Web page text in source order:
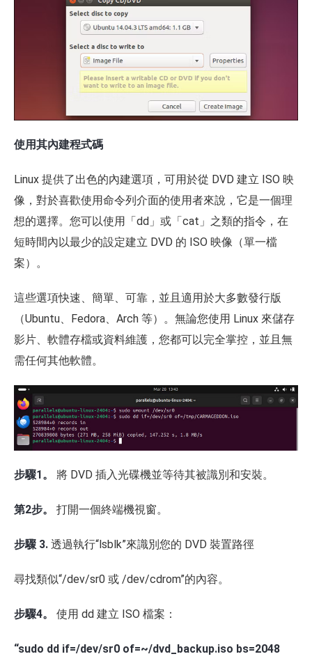
使用其內建程式碼
Linux 提供了出色的內建選項，可用於從 DVD 建立 ISO 映
像，對於喜歡使用命令列介面的使用者來說，它是一個理
想的選擇。您可以使用「dd」或「cat」之類的指令，在
短時間內以最少的設定建立 DVD 的 ISO 映像（單一檔
案）。
這些選項快速、簡單、可靠，並且適用於大多數發行版
（Ubuntu、Fedora、Arch 等）。無論您使用 Linux 來儲存
影片、軟體存檔或資料維護，您都可以完全掌控，並且無
需任何其他軟體。
步驟1。 將 DVD 插入光碟機並等待其被識別和安裝。
第2步。 打開一個終端機視窗。
步驟 3. 透過執行“lsblk”來識別您的 DVD 裝置路徑
尋找類似“/dev/sr0 或 /dev/cdrom”的內容。
步驟4。 使用 dd 建立 ISO 檔案：
“sudo dd if=/dev/sr0 of=~/dvd_backup.iso bs=2048